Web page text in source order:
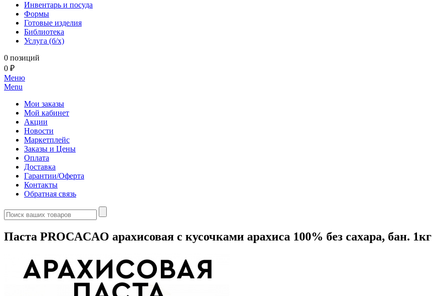
Инвентарь и посуда
Формы
Готовые изделия
Библиотека
Услуга (б/х)
0 позиций
0 ₽
Меню
Menu
Мои заказы
Мой кабинет
Акции
Новости
Маркетплейс
Заказы и Цены
Оплата
Доставка
Гарантии/Оферта
Контакты
Обратная связь
Паста PROCACAO арахисовая с кусочками арахиса 100% без сахара, бан. 1кг